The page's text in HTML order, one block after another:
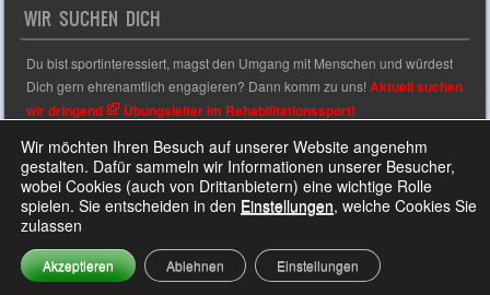
WIR SUCHEN DICH
Du bist sportinteressiert, magst den Umgang mit Menschen und würdest
Dich gern ehrenamtlich engagieren? Dann komm zu uns!Aktuell suchen
wir dringend
Übungsleiter im Rehabilitationssport!
Sporty free WordPress Sports ThemePowered By WordPress
Wir möchten Ihren Besuch auf unserer Website angenehm
gestalten. Dafür sammeln wir Informationen unserer Besucher,
wobei Cookies (auch von Drittanbietern) eine wichtige Rolle
spielen. Sie entscheiden in den Einstellungen, welche Cookies Sie
zulassen
Akzeptieren Ablehnen Einstellungen